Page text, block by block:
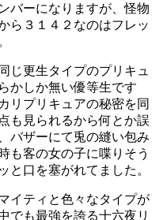
バーになりますが、怪物
ら３１４２なのはフレッ
じ更生タイプのプリキュ
かしか無い優等生です
リプリキュアの秘密を同
も見られるから何とか誤
バザーにて兎の縫い包み
も客の女の子に喋りそう
と口を塞がれてました。
イティと色々なタイプが
でも最強を誇る十六夜リ